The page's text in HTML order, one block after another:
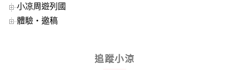
小凉周遊列國
體驗‧邀稿
追蹤小涼